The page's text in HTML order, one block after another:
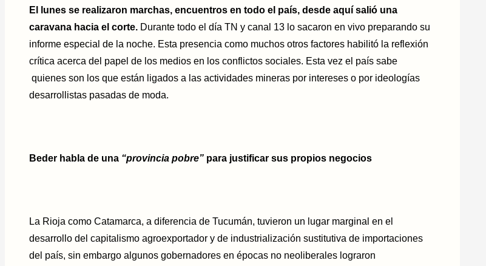
El lunes se realizaron marchas, encuentros en todo el país, desde aquí salió una
caravana hacia el corte. Durante todo el día TN y canal 13 lo sacaron en vivo preparando su
informe especial de la noche. Esta presencia como muchos otros factores habilitó la reflexión
crítica acerca del papel de los medios en los conflictos sociales. Esta vez el país sabe
quienes son los que están ligados a las actividades mineras por intereses o por ideologías
desarrollistas pasadas de moda.
Beder habla de una “provincia pobre” para justificar sus propios negocios
La Rioja como Catamarca, a diferencia de Tucumán, tuvieron un lugar marginal en el
desarrollo del capitalismo agroexportador y de industrialización sustitutiva de importaciones
del país, sin embargo algunos gobernadores en épocas no neoliberales lograron